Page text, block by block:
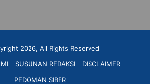
2026, All Rights Reserved
SUSUNAN REDAKSI
DISCLAIMER
PEDOMAN SIBER